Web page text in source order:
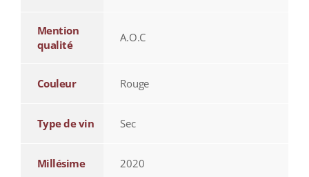
Mention
qualité
A.O.C
Couleur Rouge
Type de vin Sec
Millésime 2020